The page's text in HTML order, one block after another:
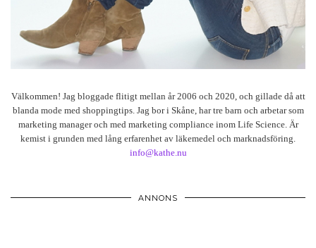
Välkommen! Jag bloggade flitigt mellan år 2006 och 2020, och gillade då att
blanda mode med shoppingtips. Jag bor i Skåne, har tre barn och arbetar som
marketing manager och med marketing compliance inom Life Science. Är
kemist i grunden med lång erfarenhet av läkemedel och marknadsföring.
info@kathe.nu
ANNONS